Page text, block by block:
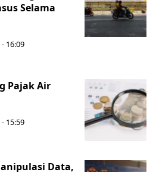
Selama
16:09
Pajak Air
15:59
Data,